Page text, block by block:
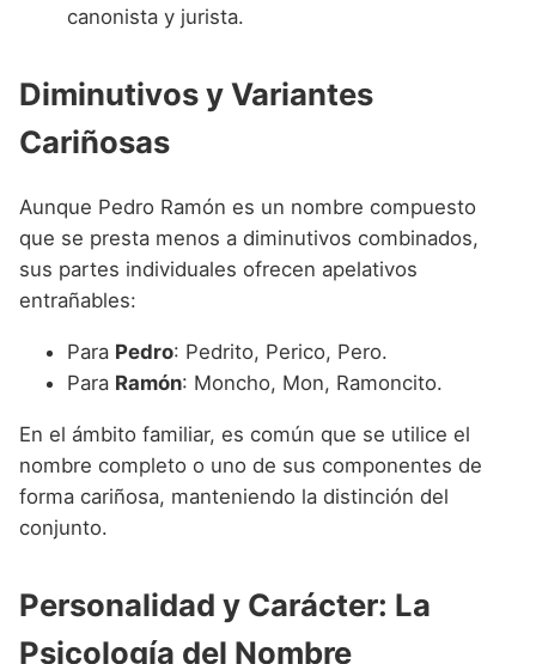
canonista y jurista.
Diminutivos y Variantes
Cariñosas
Aunque Pedro Ramón es un nombre compuesto
que se presta menos a diminutivos combinados,
sus partes individuales ofrecen apelativos
entrañables:
Para Pedro: Pedrito, Perico, Pero.
Para Ramón: Moncho, Mon, Ramoncito.
En el ámbito familiar, es común que se utilice el
nombre completo o uno de sus componentes de
forma cariñosa, manteniendo la distinción del
conjunto.
Personalidad y Carácter: La
Psicología del Nombre